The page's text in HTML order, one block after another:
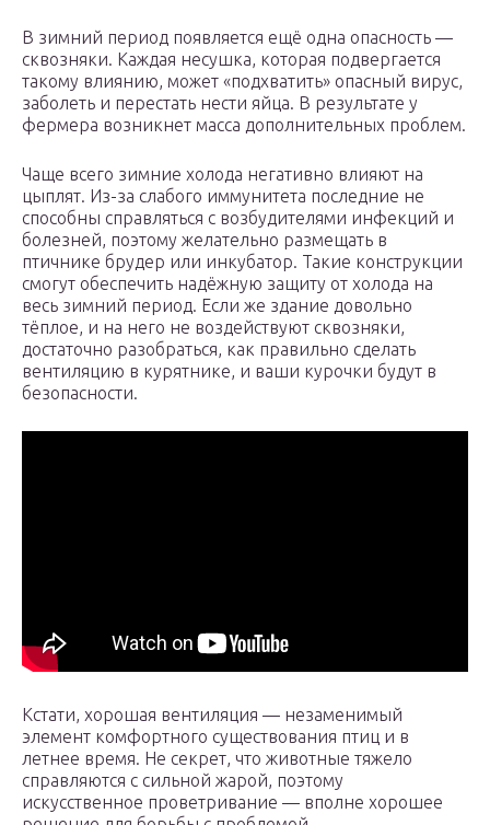
В зимний период появляется ещё одна опасность —
сквозняки. Каждая несушка, которая подвергается
такому влиянию, может «подхватить» опасный вирус,
заболеть и перестать нести яйца. В результате у
фермера возникнет масса дополнительных проблем.
Чаще всего зимние холода негативно влияют на
цыплят. Из-за слабого иммунитета последние не
способны справляться с возбудителями инфекций и
болезней, поэтому желательно размещать в
птичнике брудер или инкубатор. Такие конструкции
смогут обеспечить надёжную защиту от холода на
весь зимний период. Если же здание довольно
тёплое, и на него не воздействуют сквозняки,
достаточно разобраться, как правильно сделать
вентиляцию в курятнике, и ваши курочки будут в
безопасности.
Кстати, хорошая вентиляция — незаменимый
элемент комфортного существования птиц и в
летнее время. Не секрет, что животные тяжело
справляются с сильной жарой, поэтому
искусственное проветривание — вполне хорошее